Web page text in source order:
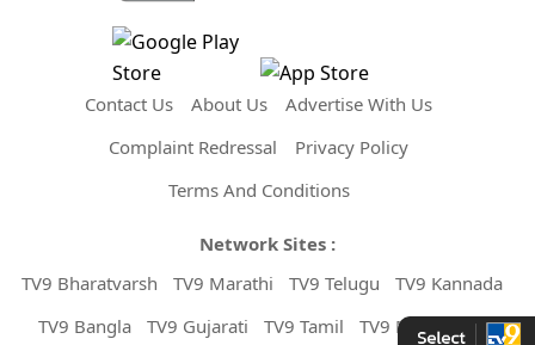
Contact Us About Us
Advertise With Us
Complaint Redressal
Privacy Policy
Terms And Conditions
Network Sites :
TV9 Bharatvarsh
TV9 Marathi TV9 Telugu
TV9 Kannada
TV9 Bangla
TV9 Gujarati TV9 Tamil TV9 Malayalam